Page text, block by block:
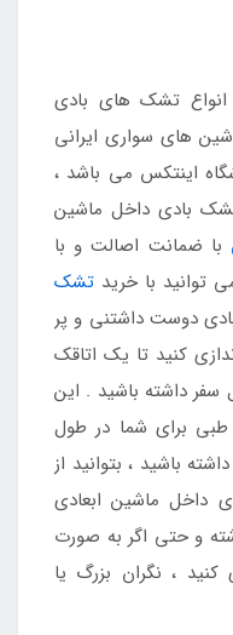
انواع تشک های بادی
های سواری ایرانی
اینتکس می باشد ،
بادی داخل ماشین
با ضمانت اصالت و با
توانید با خرید تشک
دوست داشتنی و پر
کنید تا یک اتاقک
داشته باشید . این
برای شما در طول
باشید ، بتوانید از
داخل ماشین ابعادی
و حتی اگر به صورت
، نگران بزرگ یا